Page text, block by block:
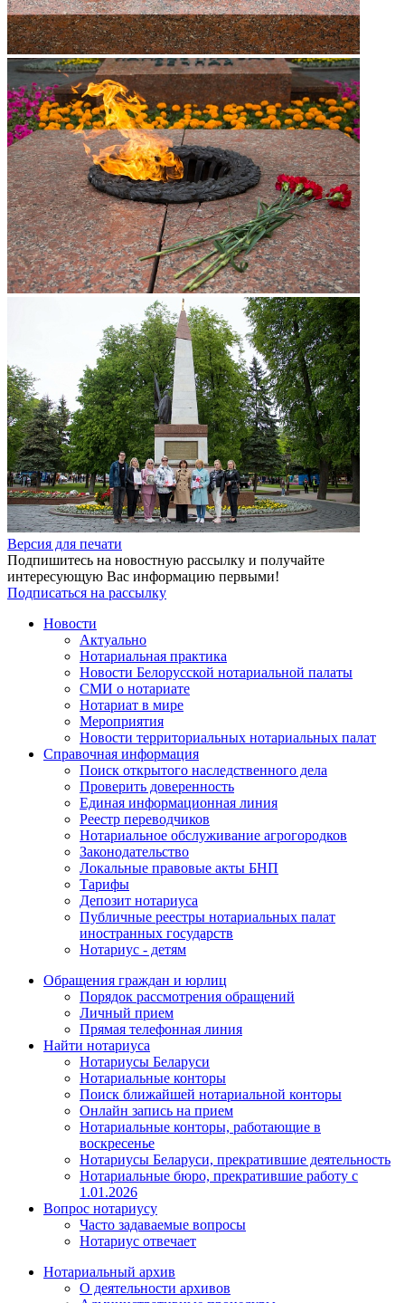
Версия для печати
Подпишитесь на новостную рассылку и получайте
интересующую Вас информацию первыми!
Подписаться на рассылку
Новости
Актуально
Нотариальная практика
Новости Белорусской нотариальной палаты
СМИ о нотариате
Нотариат в мире
Мероприятия
Новости территориальных нотариальных палат
Справочная информация
Поиск открытого наследственного дела
Проверить доверенность
Единая информационная линия
Реестр переводчиков
Нотариальное обслуживание агрогородков
Законодательство
Локальные правовые акты БНП
Тарифы
Депозит нотариуса
Публичные реестры нотариальных палат
иностранных государств
Нотариус - детям
Обращения граждан и юрлиц
Порядок рассмотрения обращений
Личный прием
Прямая телефонная линия
Найти нотариуса
Нотариусы Беларуси
Нотариальные конторы
Поиск ближайшей нотариальной конторы
Онлайн запись на прием
Нотариальные конторы, работающие в
воскресенье
Нотариусы Беларуси, прекратившие деятельность
Нотариальные бюро, прекратившие работу с
1.01.2026
Вопрос нотариусу
Часто задаваемые вопросы
Нотариус отвечает
Нотариальный архив
О деятельности архивов